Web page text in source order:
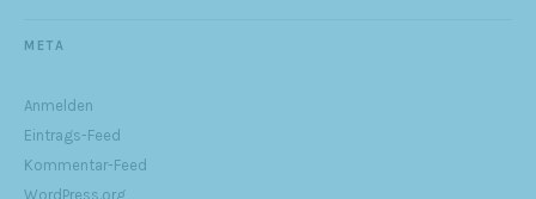
META
Anmelden
Eintrags-Feed
Kommentar-Feed
WordPress.org